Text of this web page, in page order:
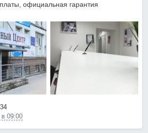
официальная гарантия
в 09:00